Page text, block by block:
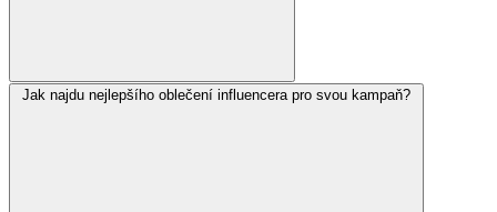
Jak najdu nejlepšího oblečení influencera pro svou kampaň?